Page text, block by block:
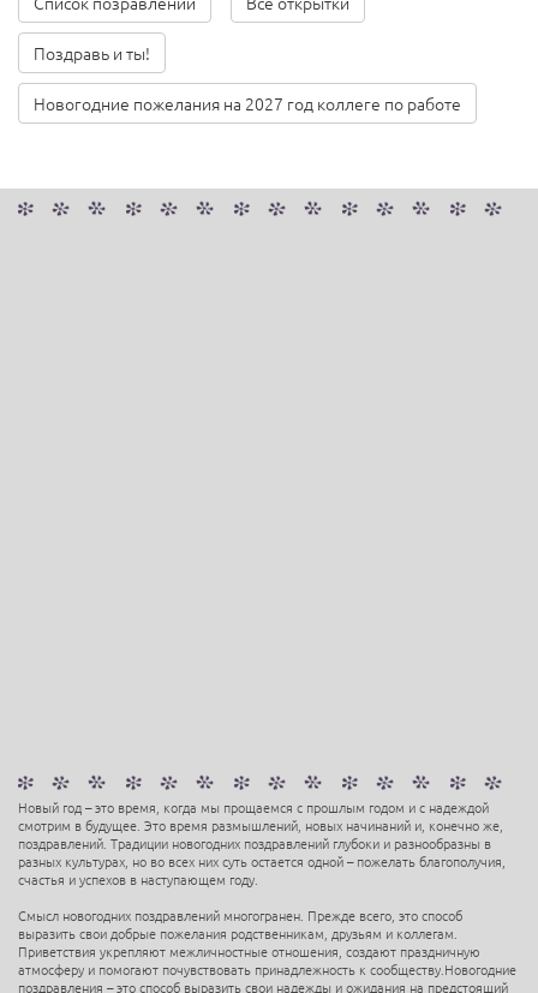
Поздравь и ты!
Новогодние пожелания на 2027 год коллеге по работе
Новый год – это время, когда мы прощаемся с прошлым годом и с надеждой
смотрим в будущее. Это время размышлений, новых начинаний и, конечно же,
поздравлений. Традиции новогодних поздравлений глубоки и разнообразны в
разных культурах, но во всех них суть остается одной – пожелать благополучия,
счастья и успехов в наступающем году.
Смысл новогодних поздравлений многогранен. Прежде всего, это способ
выразить свои добрые пожелания родственникам, друзьям и коллегам.
Приветствия укрепляют межличностные отношения, создают праздничную
атмосферу и помогают почувствовать принадлежность к сообществу.Новогодние
поздравления – это способ выразить свои надежды и ожидания на предстоящий